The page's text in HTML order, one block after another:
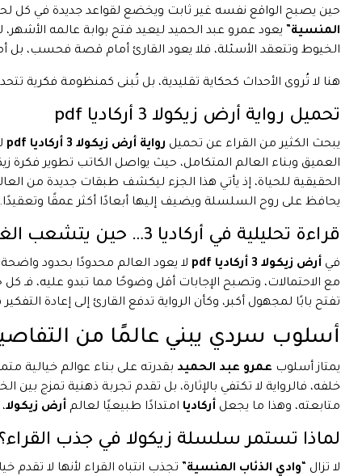
حين يصبح الواقع نفسه غير ثابت ويخضع لقواعد جديدة في كل
المنسية” يعود عمرو عبد الحميد ليعيد فتح بوابة عالمه
الخيوط وتتعقد الأسئلة، فلا يعود القارئ أمام قصة فحسب، بل
هنا لا تُروى الأحداث كحكاية تقليدية، بل تُبنى كمنظومة فكرية
تحميل رواية أرض زيكولا 3 أركاديا pdf
يبحث الكثير من القراء عن تحميل رواية أرض زيكولا 3 أركاديا pdf
العميق وبناء العالم المتكامل، حيث يواصل الكاتب تطوير فكرة
الحقيقية للحياة، إذ يأتي هذا الجزء ليكشف طبقات جديدة من
يحافظ على روح السلسلة ويضيف إليها أبعادًا أكثر عمقًا وتعقيدًا.
قراءة تحليلية في أركاديا 3… حين يتشعب الغموض وتتكاثر الأسئلة
في أرض زيكولا 3 أركاديا pdf
لا يعود العالم محدودًا بحدود
مع الاحتمالات، وتصبح الإجابات أقل وضوحًا مما تبدو عليه، فـ
تفتح بابًا لمجهول أكبر، وكأن الرواية تدفع القارئ إلى إعادة
أسلوب سردي يبني عالمًا من
يمتاز أسلوب عمرو عبد الحميد بقدرته على بناء عوالم خيالية
خلفه، فالرواية لا تكتفي بالإثارة، بل تقدم تجربة ذهنية تمزج بين
متابعته، وهذا ما يجعل أركاديا امتدادًا طبيعيًا لعالم أرض زيكولا
لماذا تستمر سلسلة زيكولا في جذب القراء؟
لا تزال “ وادي الذئاب المنسية” تجذب انتباه القراء لأنها لا تقدم